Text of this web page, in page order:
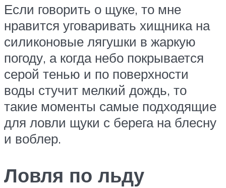
Если говорить о щуке, то мне
нравится уговаривать хищника на
силиконовые лягушки в жаркую
погоду, а когда небо покрывается
серой тенью и по поверхности
воды стучит мелкий дождь, то
такие моменты самые подходящие
для ловли щуки с берега на блесну
и воблер.
Ловля по льду